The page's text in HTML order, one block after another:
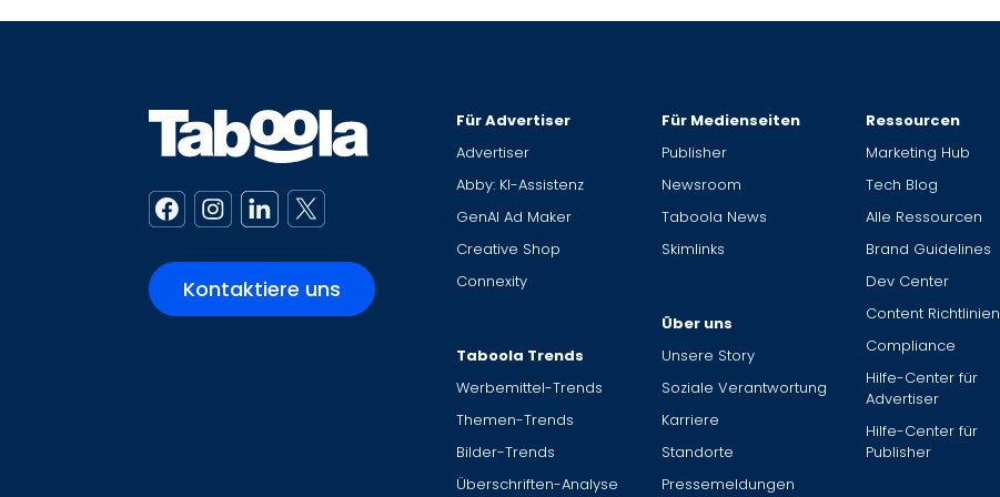
Kontaktiere uns
Für Advertiser
Advertiser
Abby: KI-Assistenz
GenAI Ad Maker
Creative Shop
Connexity
Taboola Trends
Werbemittel-Trends
Themen-Trends
Bilder-Trends
Überschriften-Analyse
Für Medienseiten
Publisher
Newsroom
Taboola News
Skimlinks
Über uns
Unsere Story
Soziale Verantwortung
Karriere
Standorte
Pressemeldungen
Ressourcen
Marketing Hub
Tech Blog
Alle Ressourcen
Brand Guidelines
Dev Center
Content Richtlinien
Compliance
Hilfe-Center für
Advertiser
Hilfe-Center für
Publisher